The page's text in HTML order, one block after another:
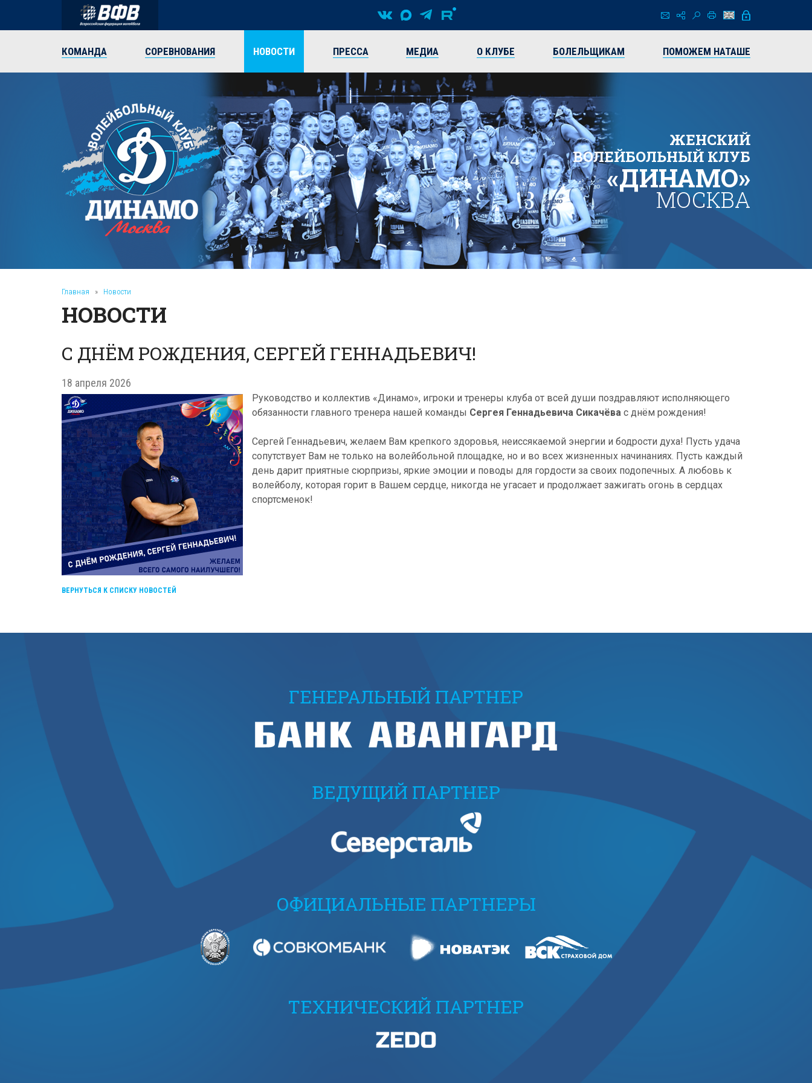
КОМАНДА СОРЕВНОВАНИЯ НОВОСТИ ПРЕССА МЕДИА О КЛУБЕ БОЛЕЛЬЩИКАМ ПОМОЖЕМ НАТАШЕ
ЖЕНСКИЙ
ВОЛЕЙБОЛЬНЫЙ КЛУБ
«ДИНАМО»
МОСКВА
Главная » Новости
НОВОСТИ
С ДНЁМ РОЖДЕНИЯ, СЕРГЕЙ ГЕННАДЬЕВИЧ!
18 апреля 2026
Руководство и коллектив «Динамо», игроки и тренеры клуба от всей души поздравляют исполняющего
обязанности главного тренера нашей команды Сергея Геннадьевича Сикачёва с днём рождения!
Сергей Геннадьевич, желаем Вам крепкого здоровья, неиссякаемой энергии и бодрости духа! Пусть удача
сопутствует Вам не только на волейбольной площадке, но и во всех жизненных начинаниях. Пусть каждый
день дарит приятные сюрпризы, яркие эмоции и поводы для гордости за своих подопечных. А любовь к
волейболу, которая горит в Вашем сердце, никогда не угасает и продолжает зажигать огонь в сердцах
спортсменок!
ВЕРНУТЬСЯ К СПИСКУ НОВОСТЕЙ
ГЕНЕРАЛЬНЫЙ ПАРТНЕР
ВЕДУЩИЙ ПАРТНЕР
ОФИЦИАЛЬНЫЕ ПАРТНЕРЫ
ТЕХНИЧЕСКИЙ ПАРТНЕР